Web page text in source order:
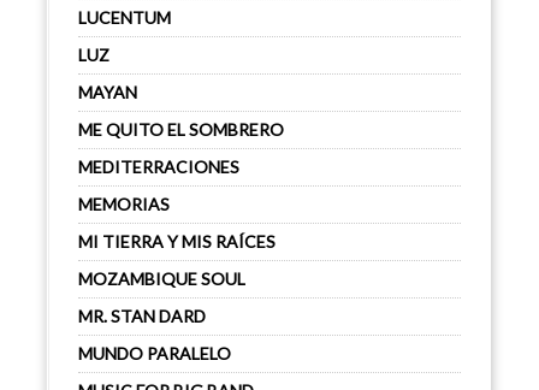
LUCENTUM
LUZ
MAYAN
ME QUITO EL SOMBRERO
MEDITERRACIONES
MEMORIAS
MI TIERRA Y MIS RAÍCES
MOZAMBIQUE SOUL
MR. STAN DARD
MUNDO PARALELO